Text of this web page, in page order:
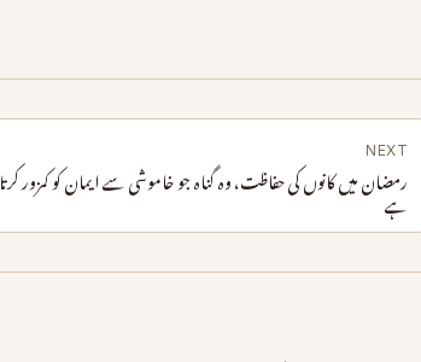
NEXT
رمضان میں کانوں کی حفاظت، وہ گناہ جو خاموشی سے ایمان کو کمزور کرتا
ہے